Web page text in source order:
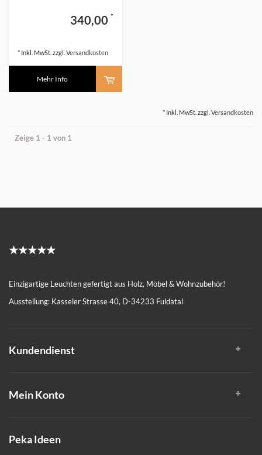
340,00 *
* Inkl. MwSt. zzgl. Versandkosten
Mehr Info
* Inkl. MwSt. zzgl. Versandkosten
Zeige 1 - 1 von 1
★★★★★
Einzigartige Leuchten gefertigt aus Holz, Möbel & Wohnzubehör!
Ausstellung: Kasseler Strasse 40, D-34233 Fuldatal
Kundendienst
Mein Konto
Peka Ideen